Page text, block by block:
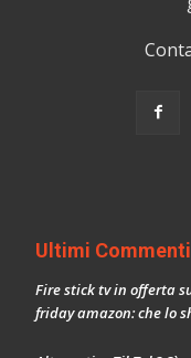
Ultimi Commenti
Fire stick tv in offerta
friday amazon: che lo